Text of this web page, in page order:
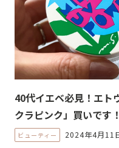
40代イエベ必見！エト
クラピンク」買いです！
ビューティー 2024年4月11